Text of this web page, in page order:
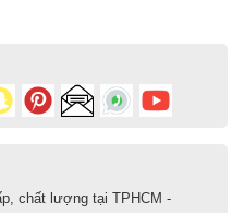
chất lượng tại TPHCM -